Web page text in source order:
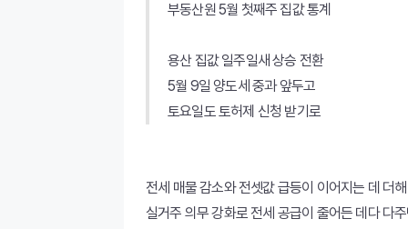
부동산원 5월 첫째주 집값 통계
용산 집값 일주일새 상승 전환
5월 9일 양도세 중과 앞두고
토요일도 토허제 신청 받기로
전세 매물 감소와 전셋값 급등이 이어지는 데 더
실거주 의무 강화로 전세 공급이 줄어든 데다 다